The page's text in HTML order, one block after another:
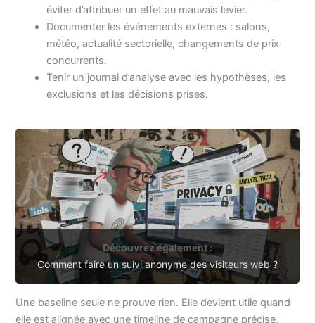
éviter d’attribuer un effet au mauvais levier.
Documenter les événements externes : salons,
météo, actualité sectorielle, changements de prix
concurrents.
Tenir un journal d’analyse avec les hypothèses, les
exclusions et les décisions prises.
Découvrez également :
Comment faire un suivi anonyme des visiteurs web ?
Une baseline seule ne prouve rien. Elle devient utile quand
elle est alignée avec une timeline de campagne précise,